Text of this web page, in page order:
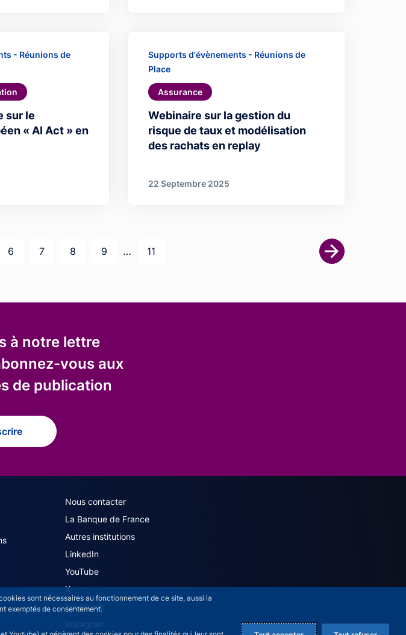
sont nécessaires au fonctionnement de ce site, aussi la
exemptés de consentement.
sur le
« AI Act » en
- Réunions de
Webinaire sur la gestion du
risque de taux et modélisation
des rachats en replay
Supports d'évènements - Réunions de
Place
Assurance
22 Septembre 2025
Page
6 Page
7 Page
8 Page
9 … Dernière page
11
Page suivante
à notre lettre
vous aux
de publication
ACPR footer secondary menu (French)
Nous contacter
La Banque de France
Autres institutions
LinkedIn
YouTube
X
Facebook
Instagram